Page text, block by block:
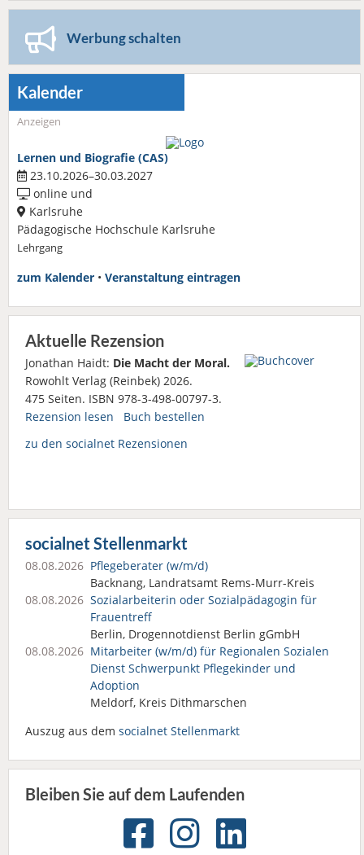
Werbung schalten
Kalender
Anzeigen
Lernen und Biografie (CAS)
23.10.2026–30.03.2027
online und
Karlsruhe
Pädagogische Hochschule Karlsruhe
Lehrgang
zum Kalender • Veranstaltung eintragen
Aktuelle Rezension
Jonathan Haidt: Die Macht der Moral.
Rowohlt Verlag (Reinbek) 2026.
475 Seiten. ISBN 978-3-498-00797-3.
Rezension lesen
Buch bestellen
zu den socialnet Rezensionen
socialnet Stellenmarkt
08.08.2026 Pflegeberater (w/m/d)
Backnang, Landratsamt Rems-Murr-Kreis
08.08.2026 Sozialarbeiterin oder Sozialpädagogin für
Frauentreff
Berlin, Drogennotdienst Berlin gGmbH
08.08.2026 Mitarbeiter (w/m/d) für Regionalen Sozialen
Dienst Schwerpunkt Pflegekinder und
Adoption
Meldorf, Kreis Dithmarschen
Auszug aus dem socialnet Stellenmarkt
Bleiben Sie auf dem Laufenden